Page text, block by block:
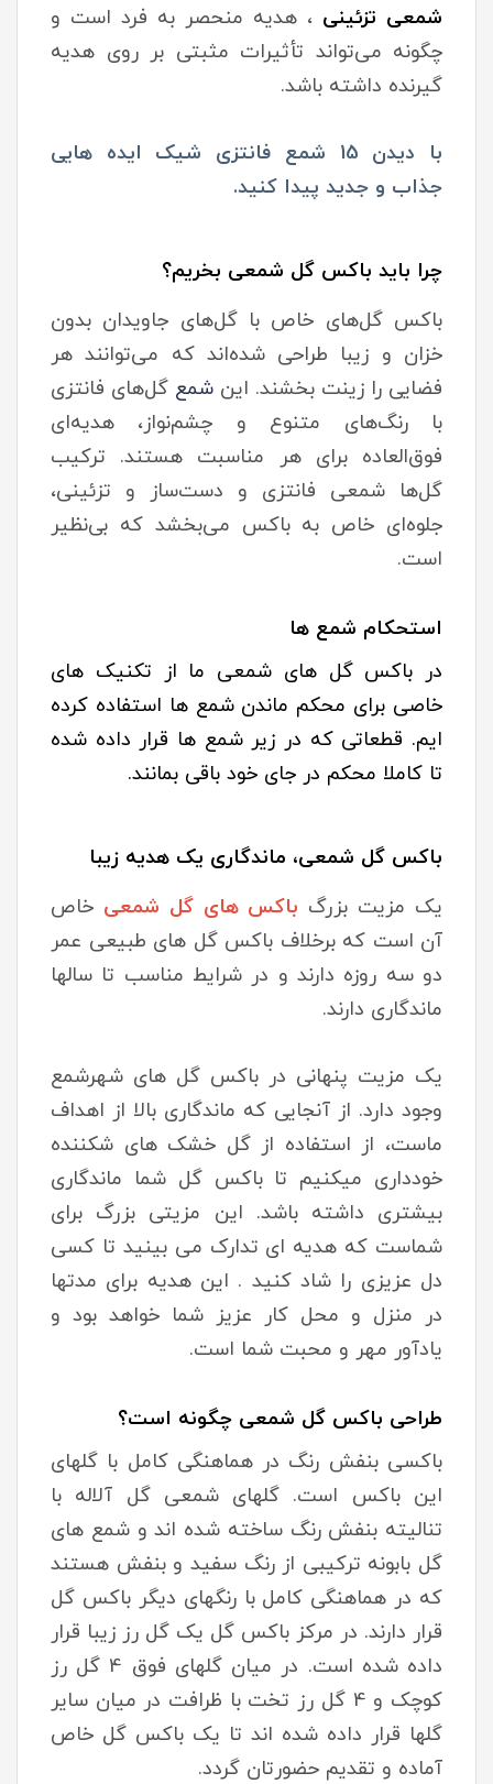
شمعی تزئینی ، هدیه منحصر به فرد است و
چگونه می‌تواند تأثیرات مثبتی بر روی هدیه
گیرنده داشته باشد.
با دیدن 15 شمع فانتزی شیک ایده هایی
جذاب و جدید پیدا کنید.
چرا باید باکس گل شمعی بخریم؟
باکس گل‌های خاص با گل‌های جاویدان بدون
خزان و زیبا طراحی شده‌اند که می‌توانند هر
فضایی را زینت بخشند. این شمع گل‌های فانتزی
با رنگ‌های متنوع و چشم‌نواز، هدیه‌ای
فوق‌العاده برای هر مناسبت هستند. ترکیب
گل‌ها شمعی فانتزی و دست‌ساز و تزئینی،
جلوه‌ای خاص به باکس می‌بخشد که بی‌نظیر
است.
استحکام شمع ها
در باکس گل های شمعی ما از تکنیک های
خاصی برای محکم ماندن شمع ها استفاده کرده
ایم. قطعاتی که در زیر شمع ها قرار داده شده
تا کاملا محکم در جای خود باقی بمانند.
باکس گل شمعی، ماندگاری یک هدیه زیبا
یک مزیت بزرگ باکس های گل شمعی خاص
آن است که برخلاف باکس گل های طبیعی عمر
دو سه روزه دارند و در شرایط مناسب تا سالها
ماندگاری دارند.
یک مزیت پنهانی در باکس گل های شهرشمع
وجود دارد. از آنجایی که ماندگاری بالا از اهداف
ماست، از استفاده از گل خشک های شکننده
خودداری میکنیم تا باکس گل شما ماندگاری
بیشتری داشته باشد. این مزیتی بزرگ برای
شماست که هدیه ای تدارک می بینید تا کسی
دل عزیزی را شاد کنید . این هدیه برای مدتها
در منزل و محل کار عزیز شما خواهد بود و
یادآور مهر و محبت شما است.
طراحی باکس گل شمعی چگونه است؟
باکسی بنفش رنگ در هماهنگی کامل با گلهای
این باکس است. گلهای شمعی گل آلاله با
تنالیته بنفش رنگ ساخته شده اند و شمع های
گل بابونه ترکیبی از رنگ سفید و بنفش هستند
که در هماهنگی کامل با رنگهای دیگر باکس گل
قرار دارند. در مرکز باکس گل یک گل رز زیبا قرار
داده شده است. در میان گلهای فوق 4 گل رز
کوچک و 4 گل رز تخت با ظرافت در میان سایر
گلها قرار داده شده اند تا یک باکس گل خاص
آماده و تقدیم حضورتان گردد.